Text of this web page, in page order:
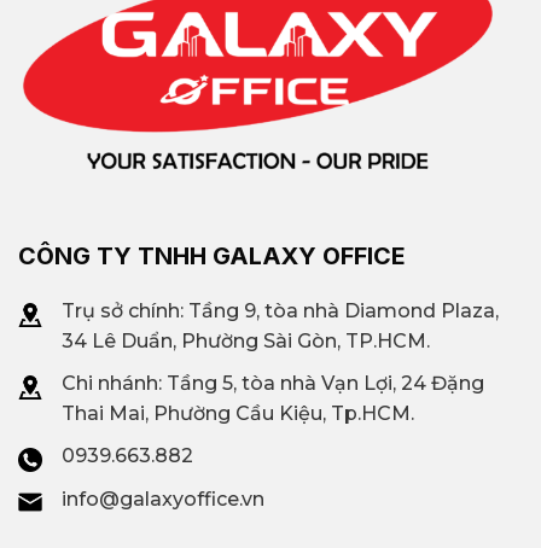
CÔNG TY TNHH GALAXY OFFICE
Trụ sở chính: Tầng 9, tòa nhà Diamond Plaza,
34 Lê Duẩn, Phường Sài Gòn, TP.HCM.
Chi nhánh: Tầng 5, tòa nhà Vạn Lợi, 24 Đặng
Thai Mai, Phường Cầu Kiệu, Tp.HCM.
0939.663.882
info@galaxyoffice.vn